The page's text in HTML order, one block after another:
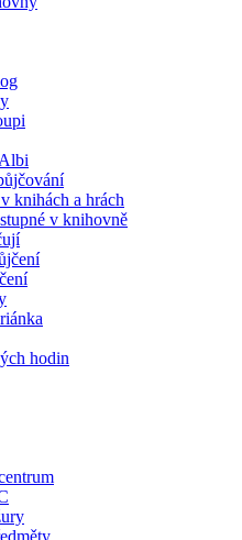
knihách a hrách
v knihovně
hodin